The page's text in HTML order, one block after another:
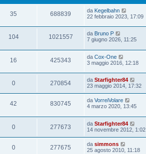
35 688839 da Kegelbahn
22 febbraio 2023, 17:09
104 1021557 da Bruno P
7 giugno 2026, 11:25
16 425343 da Cox-One
3 maggio 2016, 12:18
0 270854 da Starfighter84
23 maggio 2014, 17:32
42 830745 da VorreiVolare
4 marzo 2020, 13:45
0 277673 da Starfighter84
14 novembre 2012, 1:02
0 277675 da simmons
25 agosto 2010, 11:18